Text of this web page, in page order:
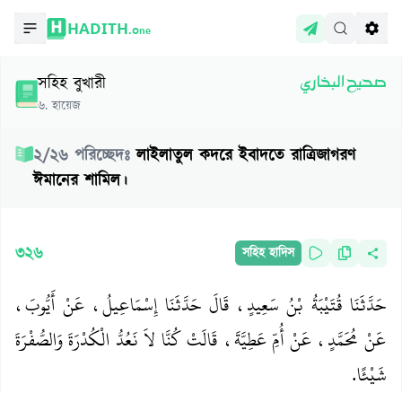
HADITH.One
সহিহ বুখারী
৬.হায়েজ
صحيح البخاري
২/২৬ পরিচ্ছেদঃ লাইলাতুল কদরে ইবাদতে রাত্রিজাগরণ
ঈমানের শামিল।
৩২৬ সহিহ হাদিস
حَدَّثَنَا قُتَيْبَةُ بْنُ سَعِيدٍ، قَالَ حَدَّثَنَا إِسْمَاعِيلُ، عَنْ أَيُّوبَ،
عَنْ مُحَمَّدٍ، عَنْ أُمِّ عَطِيَّةَ، قَالَتْ كُنَّا لاَ نَعُدُّ الْكُدْرَةَ وَالصُّفْرَةَ
شَيْئًا‏.‏